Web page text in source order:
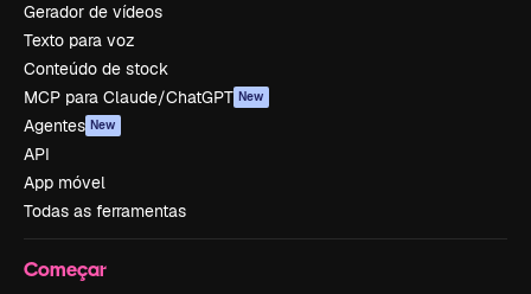
Gerador de vídeos
Texto para voz
Conteúdo de stock
MCP para Claude/ChatGPT New
Agentes New
API
App móvel
Todas as ferramentas
Começar